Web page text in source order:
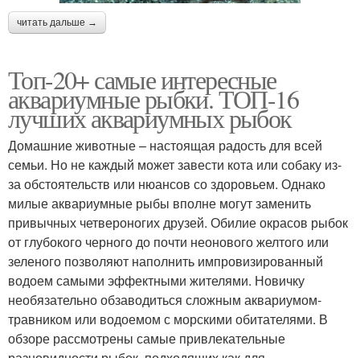
читать дальше →
Топ-20+ самые интересные
аквариумные рыбки. ТОП-16
лучших аквариумных рыбок
Домашние животные – настоящая радость для всей
семьи. Но не каждый может завести кота или собаку из-
за обстоятельств или нюансов со здоровьем. Однако
милые аквариумные рыбы вполне могут заменить
привычных четвероногих друзей. Обилие окрасов рыбок
от глубокого черного до почти неонового желтого или
зеленого позволяют наполнить импровизированный
водоем самыми эффектными жителями. Новичку
необязательно обзаводиться сложным аквариумом-
травником или водоемом с морскими обитателями. В
обзоре рассмотрены самые привлекательные